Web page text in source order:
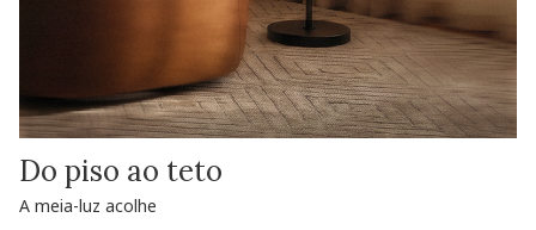
Do piso ao teto
A meia-luz acolhe